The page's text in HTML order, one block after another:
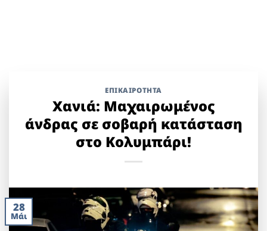
ΕΠΙΚΑΙΡΟΤΗΤΑ
Χανιά: Μαχαιρωμένος
άνδρας σε σοβαρή κατάσταση
στο Κολυμπάρι!
28
Μάι